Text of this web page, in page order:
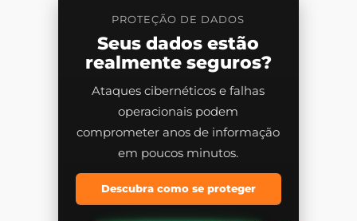
PROTEÇÃO DE DADOS
Seus dados estão
realmente seguros?
Ataques cibernéticos e falhas
operacionais podem
comprometer anos de informação
em poucos minutos.
Descubra como se proteger